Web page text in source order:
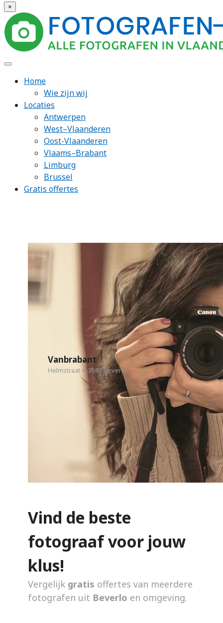
×
Home
Wie zijn wij
Locaties
Antwerpen
West–Vlaanderen
Oost-Vlaanderen
Vlaams–Brabant
Limburg
Brussel
Gratis offertes
Vanbrabant
Helmstraat 4, 3581 Beverlo
Vind de beste
fotograaf voor jouw
klus!
Vergelijk gratis offertes van meerdere
fotografen uit Beverlo en omgeving.